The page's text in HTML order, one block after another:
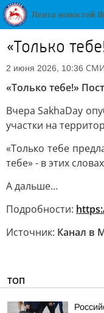
«Только
2 июня 2026, 10:36
«Только тебе!»
Вчера SakhaDay
участки на
«Только тебе
тебе» - в этих
А дальше…
Подробности:
Источник: Канал в
ТОП